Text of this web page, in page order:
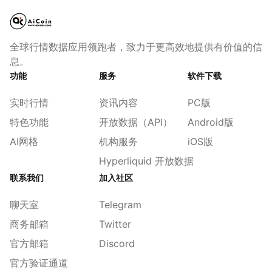
全球行情数据应用领跑者，致力于更高效地提供有价值的信
息。
功能
实时行情
特色功能
AI网格
服务
资讯内容
开放数据（API）
机构服务
Hyperliquid 开放数据
软件下载
PC版
Android版
iOS版
联系我们
聊天室
商务邮箱
官方邮箱
官方验证通道
加入社区
Telegram
Twitter
Discord